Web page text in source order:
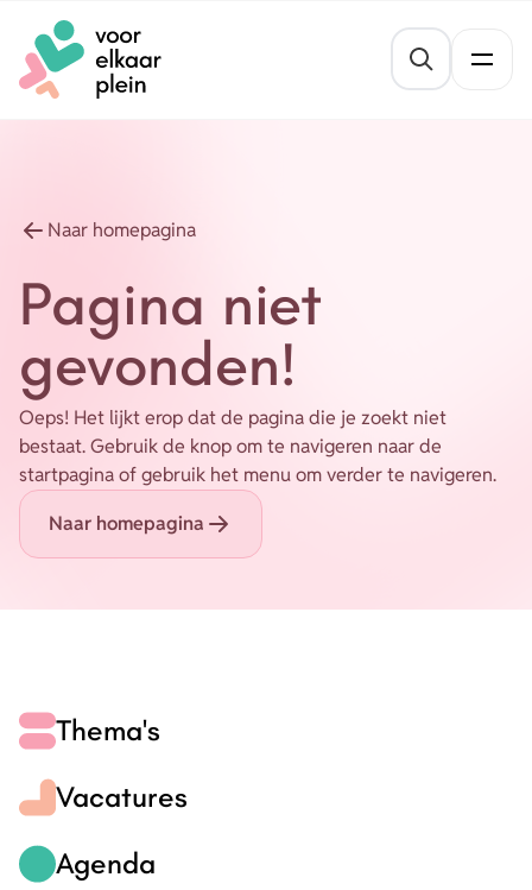
Naar hoofdinhoud
Naar voettekst
Gezond blijven
Geldzaken
Meedoen
Opvoeden en opgroeien
Wonen
Leefbaarheid
Agenda
Nieuws
Vrijwilligersvacatures
Organisaties
Over ons
Privacy verklaring
Home
Naar homepagina
Pagina niet
gevonden!
Oeps! Het lijkt erop dat de pagina die je zoekt niet
bestaat. Gebruik de knop om te navigeren naar de
startpagina of gebruik het menu om verder te navigeren.
Naar homepagina
Thema's
Vacatures
Agenda